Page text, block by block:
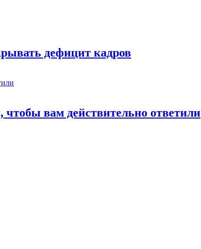
дефицит кадров
вам действительно ответили